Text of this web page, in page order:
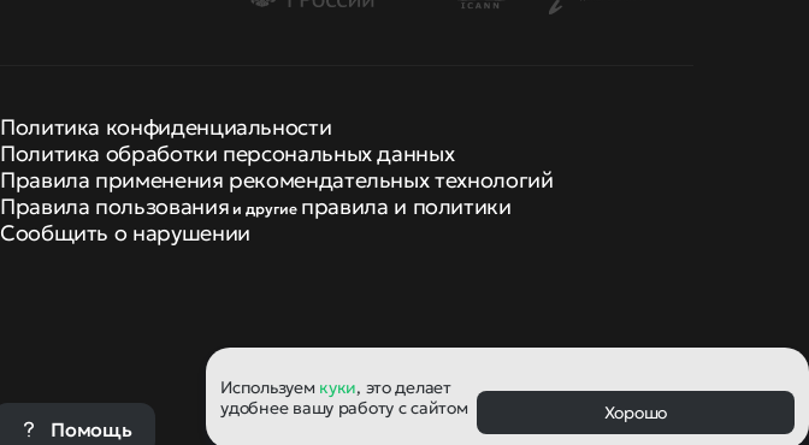
Политика конфиденциальности
Политика обработки персональных данных
Правила применения рекомендательных технологий
Правила пользования и другие правила и политики
Сообщить о нарушении
Используем куки, это делает
удобнее вашу работу с сайтом
Хорошо
Помощь